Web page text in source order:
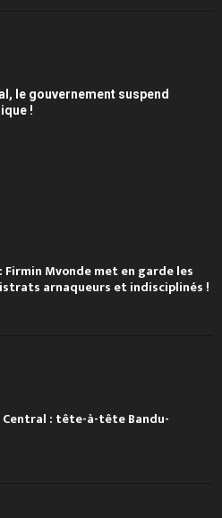
le gouvernement suspend
!
Mvonde met en garde les
arnaqueurs et indisciplinés !
Central : tête-à-tête Bandu-